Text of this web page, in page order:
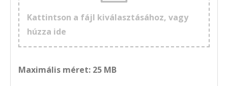
Kattintson a fájl kiválasztásához, vagy
húzza ide
Maximális méret: 25 MB